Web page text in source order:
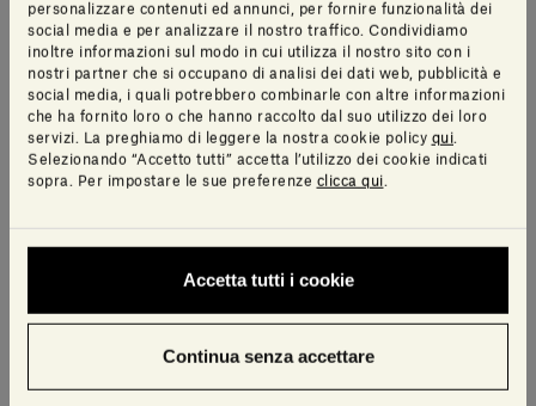
personalizzare contenuti ed annunci, per fornire funzionalità dei
social media e per analizzare il nostro traffico. Condividiamo
inoltre informazioni sul modo in cui utilizza il nostro sito con i
nostri partner che si occupano di analisi dei dati web, pubblicità e
social media, i quali potrebbero combinarle con altre informazioni
che ha fornito loro o che hanno raccolto dal suo utilizzo dei loro
servizi. La preghiamo di leggere la nostra cookie policy qui.
Selezionando “Accetto tutti” accetta l’utilizzo dei cookie indicati
sopra. Per impostare le sue preferenze clicca qui.
Accetta tutti i cookie
Continua senza accettare
nasce proprio dall’esigenza del brand di curare ogni
dettaglio e fornire sempre un’esperienza
personalizzata a ogni cliente, è un distillato di
perfezione estetica e materica.
I rubinetti progettati per integrarsi perfettamente
elegante e minimale
. Basta soffermarsi con lo
superfici e al disco in pietra naturale o in Metal gun,
pensato per abbinarsi alla perfezione al rivestimento
della parete per capire quanto Salvatori sia esclusivo